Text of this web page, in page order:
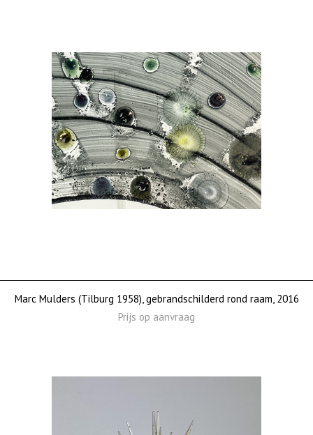
Marc Mulders (Tilburg 1958), gebrandschilderd rond raam, 2016
Prijs op aanvraag